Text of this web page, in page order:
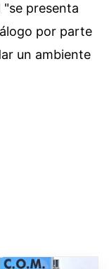
"se presenta
por parte
un ambiente